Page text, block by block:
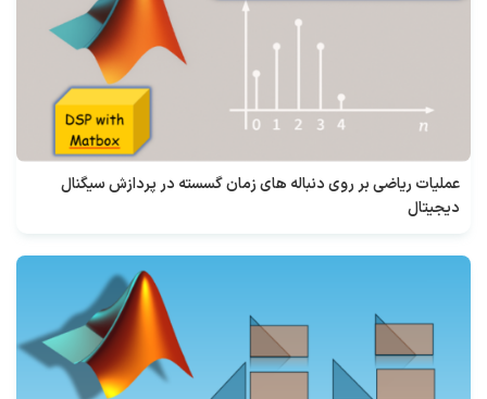
عملیات ریاضی بر روی دنباله های زمان گسسته در پردازش سیگنال
دیجیتال